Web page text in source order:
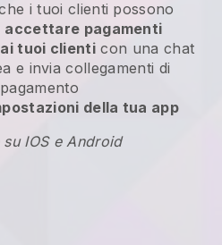
i tuoi clienti possono
accettare pagamenti
tuoi clienti con una chat
e invia collegamenti di
pagamento
della tua app
IOS e Android